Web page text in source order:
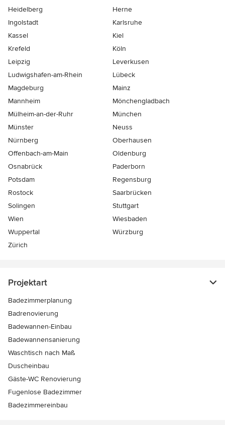
Heidelberg
Herne
Ingolstadt
Karlsruhe
Kassel
Kiel
Krefeld
Köln
Leipzig
Leverkusen
Ludwigshafen-am-Rhein
Lübeck
Magdeburg
Mainz
Mannheim
Mönchen­gladbach
Mülheim-an-der-Ruhr
München
Münster
Neuss
Nürnberg
Oberhausen
Offenbach-am-Main
Oldenburg
Osnabrück
Paderborn
Potsdam
Regensburg
Rostock
Saarbrücken
Solingen
Stuttgart
Wien
Wiesbaden
Wuppertal
Würzburg
Zürich
Projektart
Badezimmerplanung
Badrenovierung
Badewannen-Einbau
Badewannensanierung
Waschtisch nach Maß
Duscheinbau
Gäste-WC Renovierung
Fugenlose Badezimmer
Badezimmereinbau